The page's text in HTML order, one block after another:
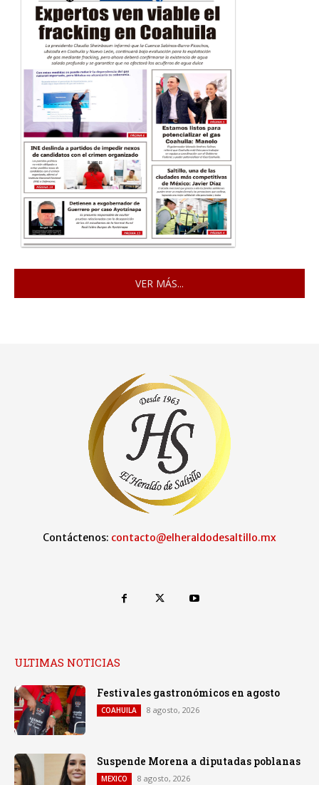
VER MÁS...
Contáctenos: contacto@elheraldodesaltillo.mx
ULTIMAS NOTICIAS
Festivales gastronómicos en agosto
COAHUILA 8 agosto, 2026
Suspende Morena a diputadas poblanas
MEXICO 8 agosto, 2026